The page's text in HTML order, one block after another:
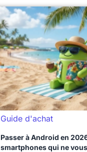
Guide d'achat
Passer à Android en
smartphones qui ne